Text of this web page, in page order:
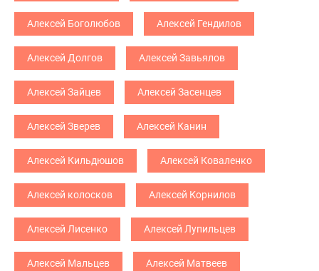
Алексей Боголюбов Алексей Гендилов
Алексей Долгов Алексей Завьялов
Алексей Зайцев Алексей Засенцев
Алексей Зверев Алексей Канин
Алексей Кильдюшов Алексей Коваленко
Алексей колосков Алексей Корнилов
Алексей Лисенко Алексей Лупильцев
Алексей Мальцев Алексей Матвеев